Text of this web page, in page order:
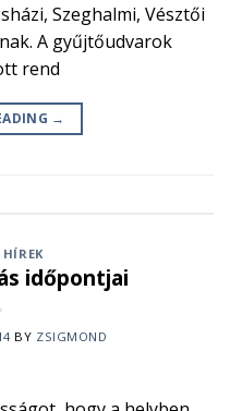
Szeghalmi, Vésztői
A gyűjtőudvarok
rend
→
HÍREK
időpontjai
BY ZSIGMOND